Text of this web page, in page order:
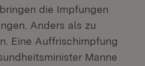
die Impfungen
Anders als zu
Eine Auffrischimpfung
Manne